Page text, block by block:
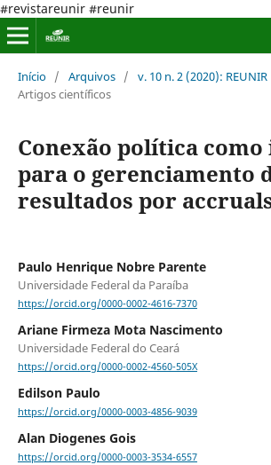
#revistareunir #reunir
Início / Arquivos / v. 10 n. 2 (2020): REUNIR
Artigos científicos
Conexão política
para o gerenciamento
resultados por
Paulo Henrique Nobre Parente
Universidade Federal da Paraíba
https://orcid.org/0000-0002-4616-7370
Ariane Firmeza Mota Nascimento
Universidade Federal do Ceará
https://orcid.org/0000-0002-4560-505X
Edilson Paulo
https://orcid.org/0000-0003-4856-9039
Alan Diogenes Gois
https://orcid.org/0000-0003-3534-6557